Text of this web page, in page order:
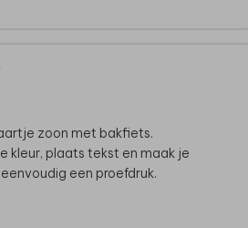
zoon met bakfiets.
kleur, plaats tekst en maak je
een proefdruk.